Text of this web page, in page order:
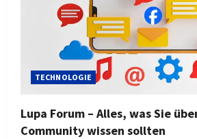
TECHNOLOGIE
Lupa Forum – Alles, was Sie
Community wissen sollten